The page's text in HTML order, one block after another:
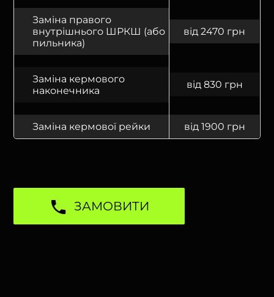
Заміна правого
внутрішнього ШРКШ (або
пильника)
від 2470 грн
Заміна кермового
наконечника
від 830 грн
Заміна кермової рейки від 1900 грн
ЗАМОВИТИ